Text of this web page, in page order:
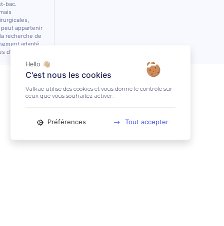
bac.
appartenir
recherche de
adapté.
Hello 👋🏼
C'est nous les cookies
Valkae utilise des cookies et vous donne le contrôle sur
ceux que vous souhaitez activer.
Préférences Tout accepter